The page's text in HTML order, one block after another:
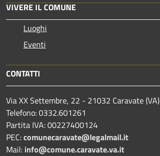
VIVERE IL COMUNE
Luoghi
Eventi
CONTATTI
Via XX Settembre, 22 - 21032 Caravate (VA)
Telefono: 0332.601261
Partita IVA: 00227400124
PEC:comunecaravate@legalmail.it
Mail: info@comune.caravate.va.it